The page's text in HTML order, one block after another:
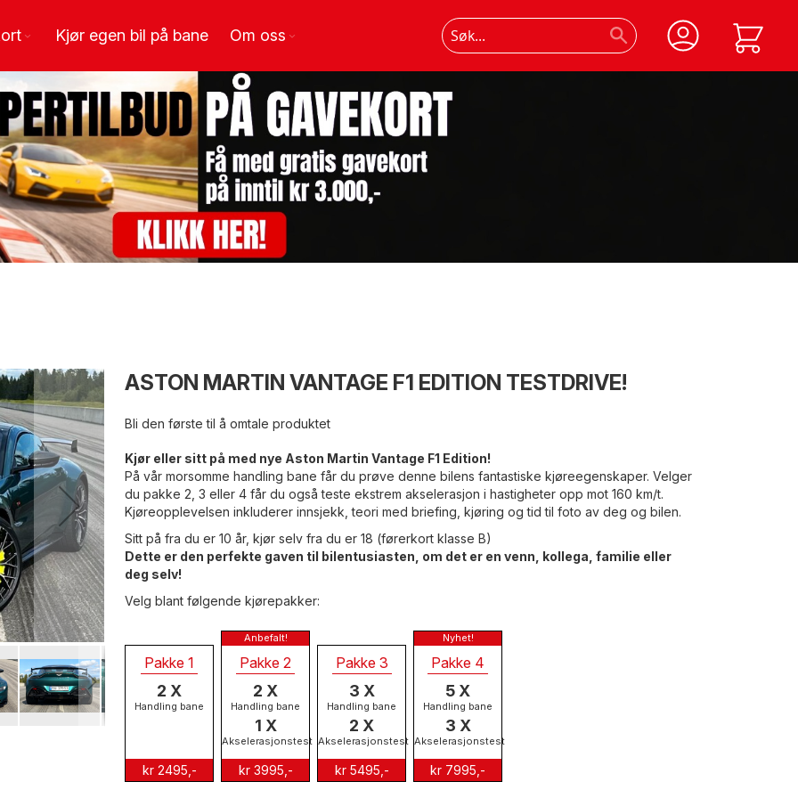
Kjør egen bil på bane Om oss
ASTON MARTIN VANTAGE F1 EDITION TESTDRIVE!
Bli den første til å omtale produktet
Kjør eller sitt på med nye Aston Martin Vantage F1 Edition!
På vår morsomme handling bane får du prøve denne bilens fantastiske kjøreegenskaper. Velger
du pakke 2, 3 eller 4 får du også teste ekstrem akselerasjon i hastigheter opp mot 160 km/t.
Kjøreopplevelsen inkluderer innsjekk, teori med briefing, kjøring og tid til foto av deg og bilen.
Sitt på fra du er 10 år, kjør selv fra du er 18 (førerkort klasse B)
Dette er den perfekte gaven til bilentusiasten, om det er en venn, kollega, familie eller
deg selv!
Velg blant følgende kjørepakker:
Pakke 1
2 X
Handling bane
kr 2495,-
Pakke 2
2 X
Handling bane
1 X
Akselerasjonstest
kr 3995,-
Pakke 3
3 X
Handling bane
2 X
Akselerasjonstest
kr 5495,-
Pakke 4
5 X
Handling bane
3 X
Akselerasjonstest
kr 7995,-